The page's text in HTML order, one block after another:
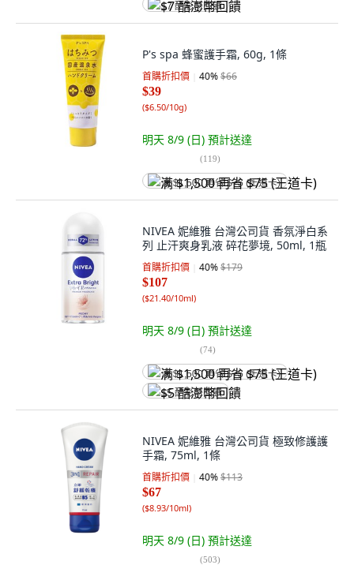
$7 酷澎幣回饋
P's spa 蜂蜜護手霜, 60g, 1條
首購折扣價 40%$66
$39
($6.50/10g)
明天 8/9 (日) 預計送達
(119)
满 $1,500 再省 $75 (王道卡)
NIVEA 妮維雅 台灣公司貨 香氛淨白系
列 止汗爽身乳液 碎花夢境, 50ml, 1瓶
首購折扣價 40%$179
$107
($21.40/10ml)
明天 8/9 (日) 預計送達
(74)
满 $1,500 再省 $75 (王道卡)
$5 酷澎幣回饋
NIVEA 妮維雅 台灣公司貨 極致修護護
手霜, 75ml, 1條
首購折扣價 40%$113
$67
($8.93/10ml)
明天 8/9 (日) 預計送達
(503)